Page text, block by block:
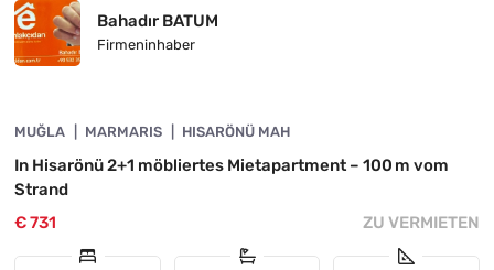
Bahadır BATUM
Firmeninhaber
ZU VERMIETEN
MUĞLA MARMARIS HISARÖNÜ MAH
In Hisarönü 2+1 möbliertes Mietapartment – 100 m vom
Strand
€ 731
ZU VERMIETEN